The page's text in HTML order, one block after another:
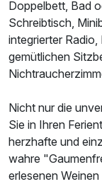
Doppelbett, Bad
Schreibtisch,
integrierter
gemütlichen
Nicht nur die
Sie in Ihren
herzhafte und
wahre
erlesenen